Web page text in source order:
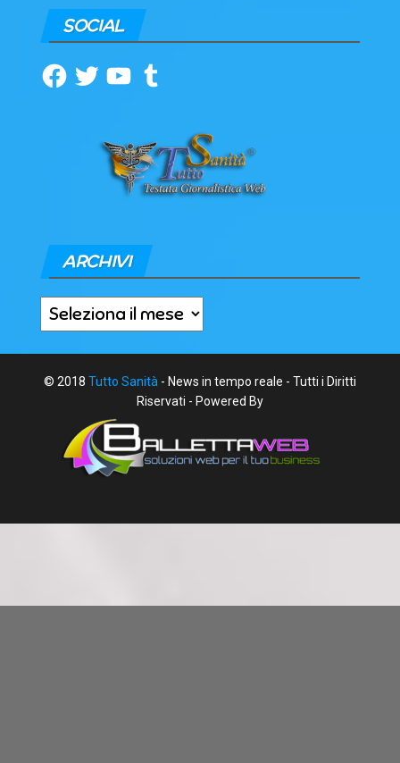
SOCIAL
Facebook
TwitterYouTubeTumblr
ARCHIVI
Archivi
© 2018 Tutto Sanità - News in tempo reale - Tutti i Diritti
Riservati - Powered By